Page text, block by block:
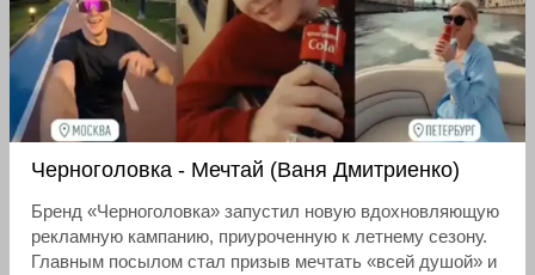
Черноголовка - Мечтай (Ваня Дмитриенко)
Бренд «Черноголовка» запустил новую вдохновляющую
рекламную кампанию, приуроченную к летнему сезону.
Главным посылом стал призыв мечтать «всей душой» и